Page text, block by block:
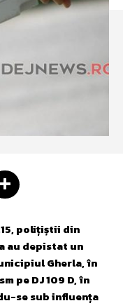
polițiștii din
au depistat un
Gherla, în
pe DJ 109 D, în
se sub influența